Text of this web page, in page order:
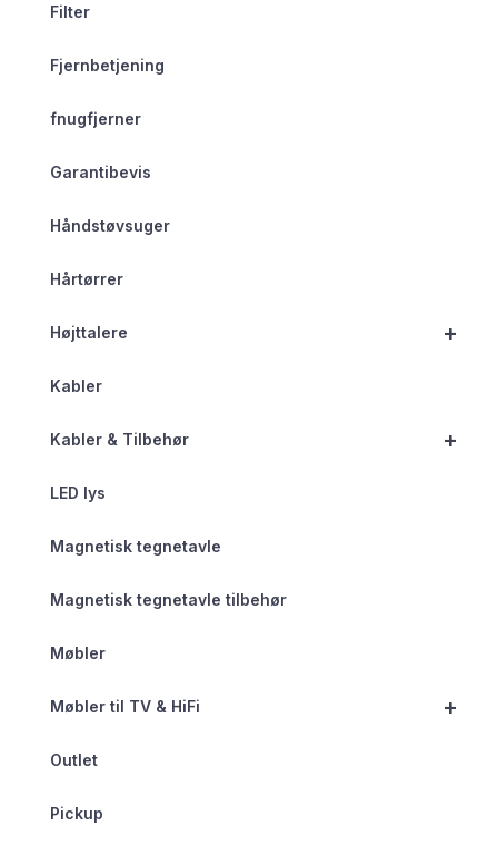
Filter
Fjernbetjening
fnugfjerner
Garantibevis
Håndstøvsuger
Hårtørrer
+
Højttalere
Kabler
+
Kabler & Tilbehør
LED lys
Magnetisk tegnetavle
Magnetisk tegnetavle tilbehør
Møbler
+
Møbler til TV & HiFi
Outlet
Pickup